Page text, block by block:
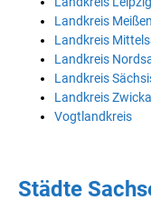
Landkreis Meißen
Landkreis
Landkreis
Landkreis
Landkreis
Vogtlandkreis
Städte